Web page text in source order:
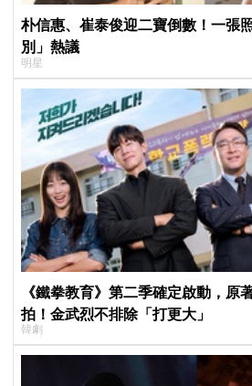
朴信惠、崔泰俊迎二寶倒數！一張
別」熱議
明星
《鐵拳教育》第二季確定啟動，原
拍！金武烈不排除「打更大」
韓劇